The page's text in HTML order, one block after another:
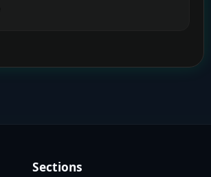
Sections